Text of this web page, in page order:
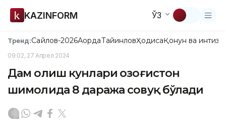
KAZINFORM ЎЗ
Тренд:Сайлов-2026АқордаТайинловҲодисаҚонун ва
09:02, 27 Апрел 2024
Дам олиш кунлари Қозоғистон
шимолида 8 даража совуқ бўлади